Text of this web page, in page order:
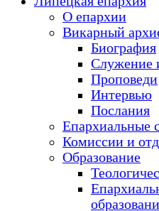
О епархии
Викарный
Биография
Служение
Проповеди
Интервью
Послания
Епархиальные
Комиссии и
Образование